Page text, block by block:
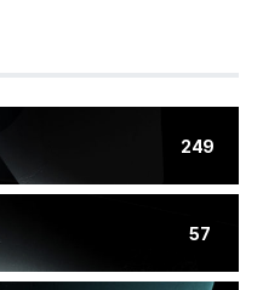
249
57